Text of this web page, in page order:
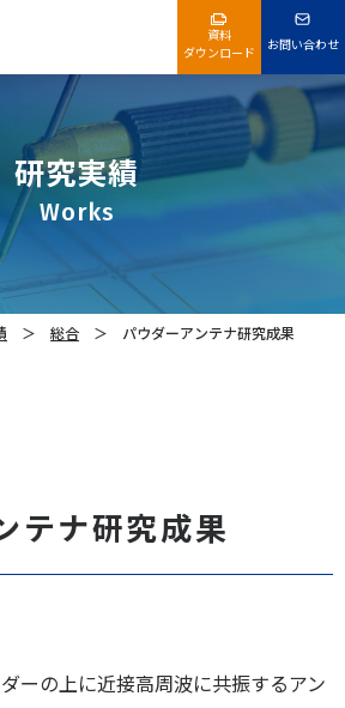
資料
ダウンロード
お問い合わせ
研究実績
Works
総合 パウダーアンテナ研究成果
テナ研究成果
ーの上に近接高周波に共振するアン